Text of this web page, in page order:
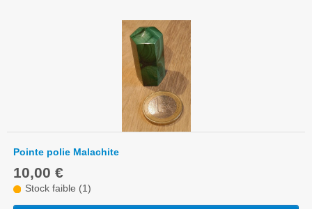
Pointe polie Malachite
10,00 €
Stock faible (1)